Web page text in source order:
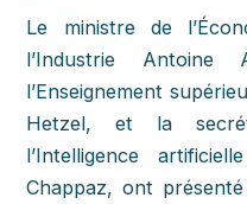
Le ministre de
l’Industrie
l’Enseignement
Hetzel, et la
l’Intelligence
Chappaz, ont